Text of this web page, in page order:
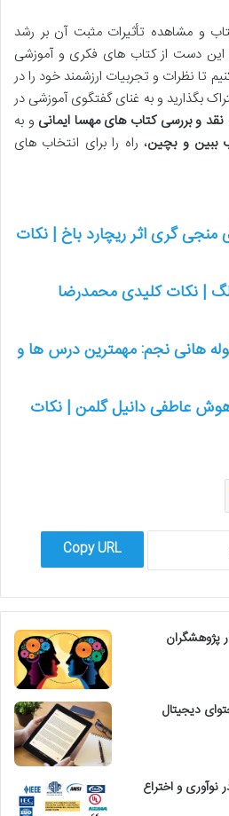
و مشاهده تأثیرات مثبت آن بر رشد
این دست از کتاب های فکری و آموزشی
تا نظرات و تجربیات ارزشمند خود را در
بگذارید و به غنای گفتگوی آموزشی در
نقد و بررسی کتاب های مهسا ایمانی و به
ببین و بچین، راه را برای انتخاب های
منجی گری اثر ریچارد باخ | نکات
| نکات کلیدی محمدرضا
هانی نجم: مهمترین درس ها و
عاطفی دانیل گلمن | نکات
Copy URL
پژوهشگران
دیجیتال
نوآوری و اختراع